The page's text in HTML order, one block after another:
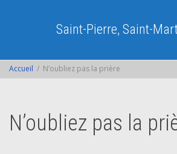
Saint-Pierre, Saint-
Accueil N’oubliez pas la prière
N’oubliez pas la